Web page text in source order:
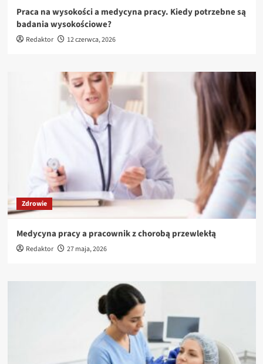
Praca na wysokości a medycyna pracy. Kiedy potrzebne są
badania wysokościowe?
Redaktor 12 czerwca, 2026
Zdrowie
Medycyna pracy a pracownik z chorobą przewlekłą
Redaktor 27 maja, 2026